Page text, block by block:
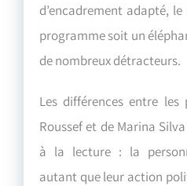
d’encadrement adapté,
programme soit un
de nombreux détracteurs.
Les différences entre les
Roussef et de Marina
à la lecture : la
autant que leur action